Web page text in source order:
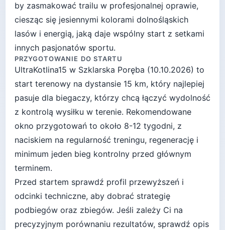
by zasmakować trailu w profesjonalnej oprawie,
ciesząc się jesiennymi kolorami dolnośląskich
lasów i energią, jaką daje wspólny start z setkami
innych pasjonatów sportu.
PRZYGOTOWANIE DO STARTU
UltraKotlina15 w Szklarska Poręba (10.10.2026) to
start terenowy na dystansie 15 km, który najlepiej
pasuje dla biegaczy, którzy chcą łączyć wydolność
z kontrolą wysiłku w terenie. Rekomendowane
okno przygotowań to około 8-12 tygodni, z
naciskiem na regularność treningu, regenerację i
minimum jeden bieg kontrolny przed głównym
terminem.
Przed startem sprawdź profil przewyższeń i
odcinki techniczne, aby dobrać strategię
podbiegów oraz zbiegów. Jeśli zależy Ci na
precyzyjnym porównaniu rezultatów, sprawdź opis